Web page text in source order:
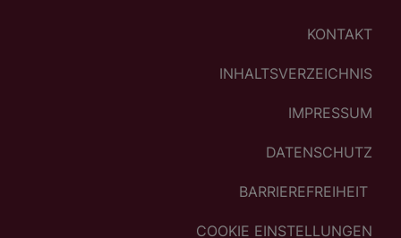
KONTAKT
INHALTSVERZEICHNIS
IMPRESSUM
DATENSCHUTZ
BARRIEREFREIHEIT
COOKIE EINSTELLUNGEN